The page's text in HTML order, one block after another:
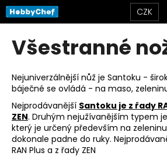
Přejít
na
obsah
CZK
Všestranné
Nejuniverzálnější nůž je Santoku -
báječné se ovládá - na maso,
Nejprodávanější Santoku je z řady
ZEN. Druhým nejužívanějším typem
který je určený především na
dokonale padne do ruky.
RAN Plus a z řady ZEN
K
o
o
p
o
t
ř
e